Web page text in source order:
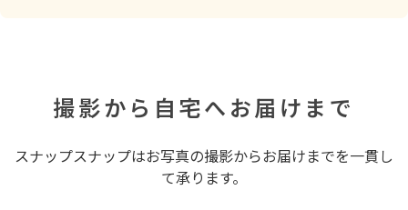
撮影から自宅へお届けまで
スナップスナップはお写真の撮影からお届けまでを一貫し
て承ります。